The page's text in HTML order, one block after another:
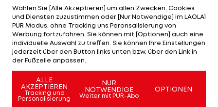
Sekunden vor dem Polen Michal Kwiatkowski bzw.
sechs vor dem Niederländer Lars Boom. Der
Tagessieg geht an einen Tschechen: Zdenek
Stybar setzt sich knapp vor Francesco Gavazzi
durch. Das Podest wird von Sacha Modolo
komplettiert.
Mehr zum Thema
Wählen Sie [Alle Akzeptieren] um allen Zwecken, Cookies
und Diensten zuzustimmen oder [Nur Notwendige] im LAOLA1
PUR Modus, ohne Tracking uns Peronsalisierung von
Werbung fortzufahren. Sie können mit [Optionen] auch eine
individuelle Auswahl zu treffen. Sie können Ihre Einstellungen
jederzeit über den Button links unten bzw. über den Link in
der Fußzeile anpassen.
ALLE
AKZEPTIEREN
Tracking und
Personalisierung
NUR
NOTWENDIGE
Weiter mit PUR-Abo
OPTIONEN